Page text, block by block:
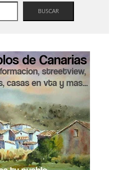
BUSCAR